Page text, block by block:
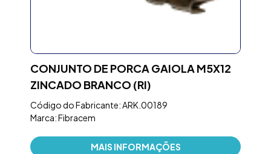
CONJUNTO DE PORCA GAIOLA M5X12
ZINCADO BRANCO (RI)
Código do Fabricante: ARK.00189
Marca: Fibracem
MAIS INFORMAÇÕES